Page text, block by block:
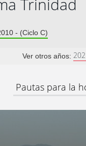
Trinidad
- (Ciclo C)
Ver otros años:
Pautas para la